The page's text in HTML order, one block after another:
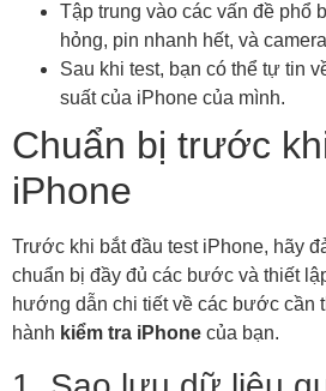
Tập trung vào các vấn đề phổ
hỏng, pin nhanh hết, và
Sau khi test, bạn có thể tự tin
suất của iPhone của mình.
Chuẩn bị trước
iPhone
Trước khi bắt đầu test iPhone, hãy
chuẩn bị đầy đủ các bước và thiết
hướng dẫn chi tiết về các bước cần
hành kiểm tra iPhone của bạn.